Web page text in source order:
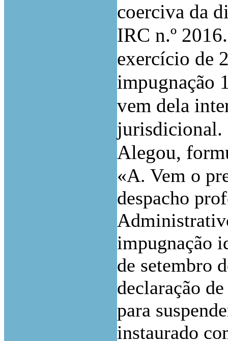
coerciva da
IRC n.º
exercício de
impugnação
vem dela
jurisdicional.
Alegou,
«A. Vem o
despacho
impugnação
de setembro
declaração
para
instaurado